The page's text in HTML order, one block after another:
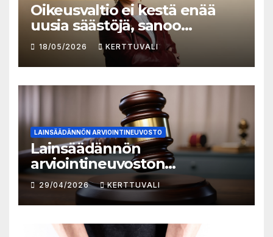
Oikeusvaltio ei kestä enää
uusia säästöjä, sanoo
Juristiliiton uusi
toiminnanjohtaja
18/05/2026 KERTTUVALI
LAINSÄÄDÄNNÖN ARVIOINTINEUVOSTO
Lainsäädännön
arviointineuvoston
vuosikatsaus 2025:
lainvalmistelun
vaikutusarvioinnin taso
parantunut
29/04/2026 KERTTUVALI